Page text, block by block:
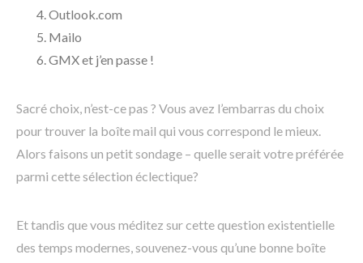
Outlook.com
Mailo
GMX et j’en passe !
Sacré choix, n’est-ce pas ? Vous avez l’embarras du choix
pour trouver la boîte mail qui vous correspond le mieux.
Alors faisons un petit sondage – quelle serait votre préférée
parmi cette sélection éclectique?
Et tandis que vous méditez sur cette question existentielle
des temps modernes, souvenez-vous qu’une bonne boîte